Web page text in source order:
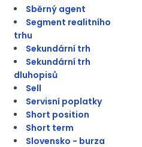
Sběrný agent
Segment realitního
trhu
Sekundární trh
Sekundární trh
dluhopisů
Sell
Servisní poplatky
Short position
Short term
Slovensko - burza